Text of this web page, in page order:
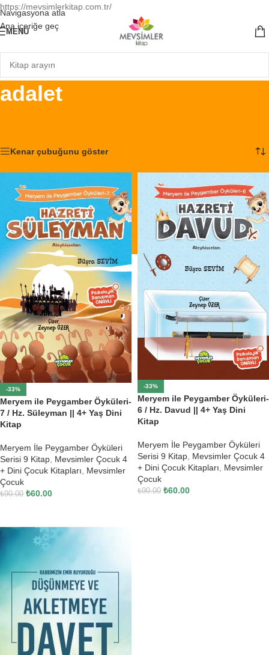
https://mevsimlerkitap.com.tr/
Navigasyona atla
Ana içeriğe geç
MENÜ
adalet
Kenar çubuğunu göster
-33%
Meryem ile Peygamber Öyküleri-
7 / Hz. Süleyman || 4+ Yaş Dini
Kitap
Meryem İle Peygamber Öyküleri
Serisi 9 Kitap Mevsimler Çocuk 4
+ Dini Çocuk Kitapları
Mevsimler
Çocuk
₺90.00 ₺60.00
-33%
Meryem ile Peygamber Öyküleri-
6 / Hz. Davud || 4+ Yaş Dini
Kitap
Meryem İle Peygamber Öyküleri
Serisi 9 Kitap, Mevsimler Çocuk 4
+ Dini Çocuk Kitapları, Mevsimler
Çocuk
₺90.00 ₺60.00